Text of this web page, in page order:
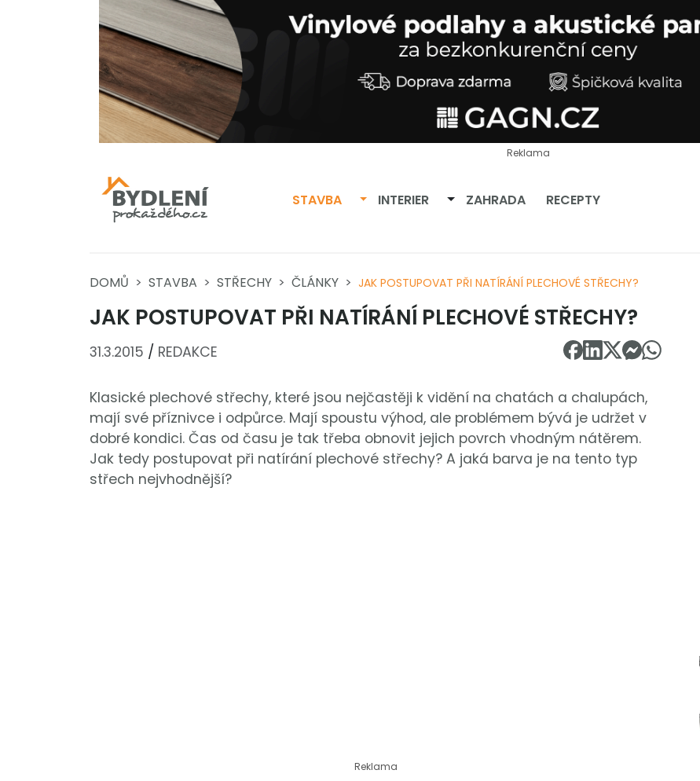
Reklama
STAVBA Přepnout dropdown
INTERIER Přepnout dropdown
ZAHRADA RECEPTY
DOMŮ STAVBA STŘECHY ČLÁNKY JAK POSTUPOVAT PŘI NATÍRÁNÍ PLECHOVÉ STŘECHY?
JAK POSTUPOVAT PŘI NATÍRÁNÍ PLECHOVÉ STŘECHY?
31.3.2015 / REDAKCE
Klasické plechové střechy, které jsou nejčastěji k vidění na chatách a chalupách,
mají své příznivce i odpůrce. Mají spoustu výhod, ale problémem bývá je udržet v
dobré kondici. Čas od času je tak třeba obnovit jejich povrch vhodným nátěrem.
Jak tedy postupovat při natírání plechové střechy? A jaká barva je na tento typ
střech nejvhodnější?
Reklama